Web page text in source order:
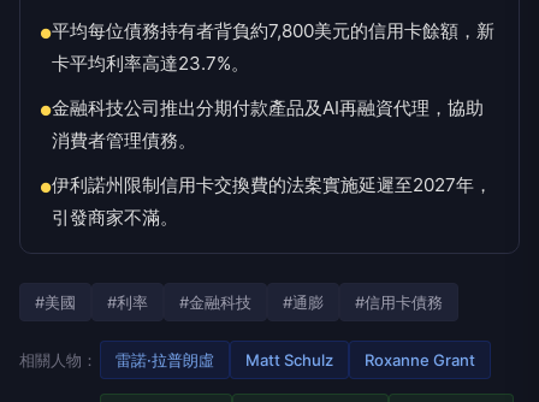
●平均每位債務持有者背負約7,800美元的信用卡餘額，新
卡平均利率高達23.7%。
●金融科技公司推出分期付款產品及AI再融資代理，協助
消費者管理債務。
●伊利諾州限制信用卡交換費的法案實施延遲至2027年，
引發商家不滿。
#美國 #利率 #金融科技 #通膨 #信用卡債務
相關人物： 雷諾·拉普朗虛 Matt Schulz Roxanne Grant